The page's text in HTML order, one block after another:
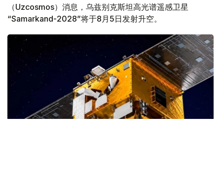
（Uzcosmos）消息，乌兹别克斯坦高光谱遥感卫星
“Samarkand-2028”将于8月5日发射升空。